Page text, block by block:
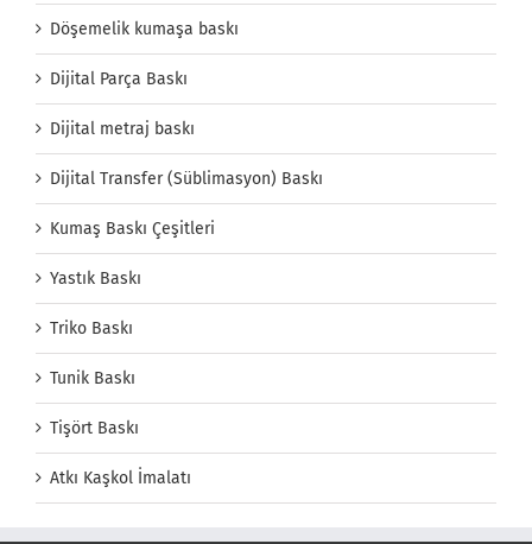
Döşemelik kumaşa baskı
Dijital Parça Baskı
Dijital metraj baskı
Dijital Transfer (Süblimasyon) Baskı
Kumaş Baskı Çeşitleri
Yastık Baskı
Triko Baskı
Tunik Baskı
Tişört Baskı
Atkı Kaşkol İmalatı